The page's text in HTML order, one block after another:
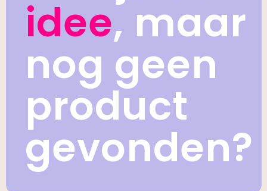
idee, maar
nog geen
product
gevonden?